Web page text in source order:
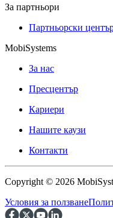
За партньори
Партньорски
MobiSystems
За нас
Пресцентър
Кариери
Нашите каузи
Контакти
Copyright © 2026
Условия за ползване